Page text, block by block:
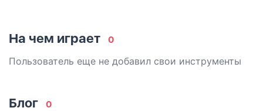
На чем играет 0
Пользователь еще не добавил свои инструменты
Блог 0